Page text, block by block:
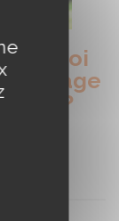
emploi
élevage
?